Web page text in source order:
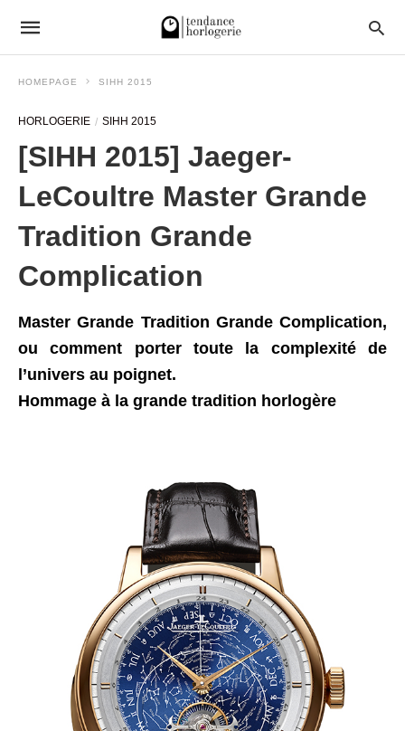
HOMEPAGE SIHH 2015
HORLOGERIE SIHH 2015
[SIHH 2015] Jaeger-
LeCoultre Master Grande
Tradition Grande
Complication
Master Grande Tradition Grande Complication,
ou comment porter toute la complexité de
l’univers au poignet.
Hommage à la grande tradition horlogère